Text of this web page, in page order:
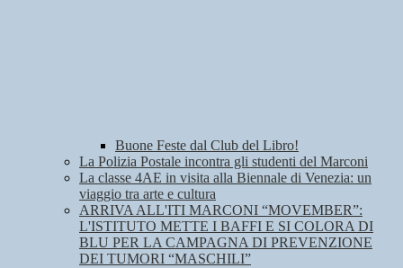
Buone Feste dal Club del Libro!
La Polizia Postale incontra gli studenti del Marconi
La classe 4AE in visita alla Biennale di Venezia: un
viaggio tra arte e cultura
ARRIVA ALL'ITI MARCONI “MOVEMBER”:
L'ISTITUTO METTE I BAFFI E SI COLORA DI
BLU PER LA CAMPAGNA DI PREVENZIONE
DEI TUMORI “MASCHILI”